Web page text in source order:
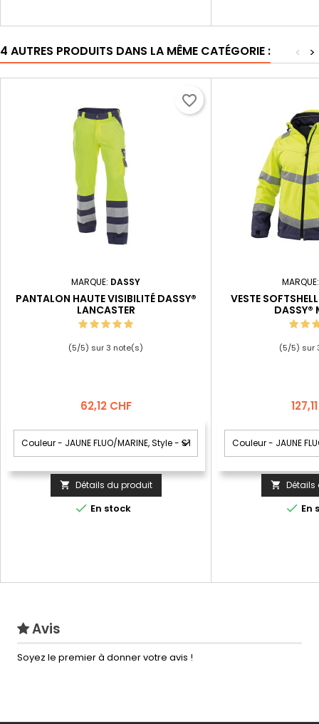
4 AUTRES PRODUITS DANS LA MÊME CATÉGORIE : >
<
MARQUE: DASSY
PANTALON HAUTE VISIBILITÉ DASSY®
LANCASTER
(5/5) sur3 note(s)
Prix
62,12 CHF
 Détails du produit
 En stock
favorite_border
VESTE
DASSY®
(5/5) sur
Prix
 Détails
 En
Avis
Soyez le premier à donner votre avis !